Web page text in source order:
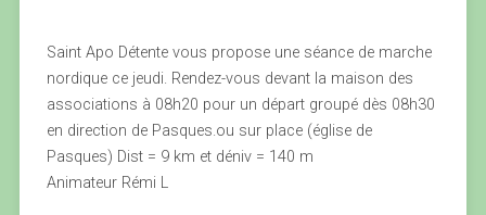
Saint Apo Détente vous propose une séance de marche
nordique ce jeudi. Rendez-vous devant la maison des
associations à 08h20 pour un départ groupé dès 08h30
en direction de Pasques.ou sur place (église de
Pasques) Dist = 9 km et déniv = 140 m
Animateur Rémi L